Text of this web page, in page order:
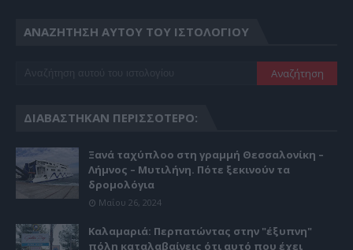
ΑΝΑΖΉΤΗΣΗ ΑΥΤΟΎ ΤΟΥ ΙΣΤΟΛΟΓΊΟΥ
ΔΙΑΒΆΣΤΗΚΑΝ ΠΕΡΙΣΣΌΤΕΡΟ:
Ξανά ταχύπλοο στη γραμμή Θεσσαλονίκη –
Λήμνος – Μυτιλήνη. Πότε ξεκινούν τα
δρομολόγια
Μαΐου 26, 2024
Καλαμαριά: Περπατώντας στην "έξυπνη"
πόλη καταλαβαίνεις ότι αυτό που έχει